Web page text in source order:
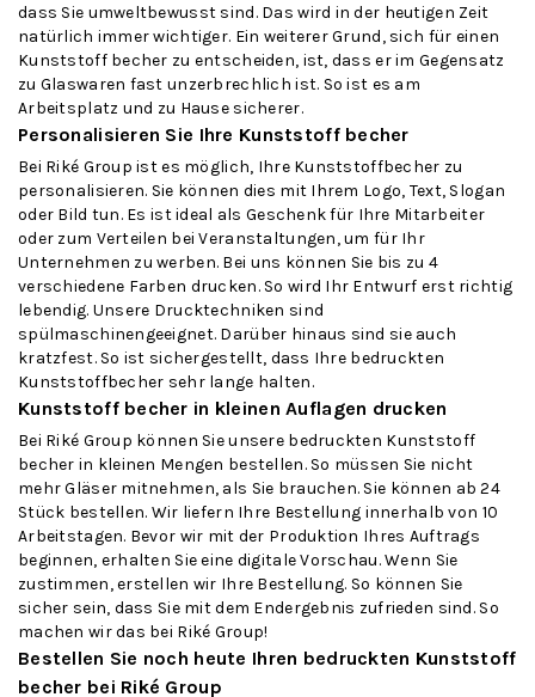
dass Sie umweltbewusst sind. Das wird in der heutigen Zeit
natürlich immer wichtiger. Ein weiterer Grund, sich für einen
Kunststoff becher zu entscheiden, ist, dass er im Gegensatz
zu Glaswaren fast unzerbrechlich ist. So ist es am
Arbeitsplatz und zu Hause sicherer.
Personalisieren Sie Ihre Kunststoff becher
Bei Riké Group ist es möglich, Ihre Kunststoffbecher zu
personalisieren. Sie können dies mit Ihrem Logo, Text, Slogan
oder Bild tun. Es ist ideal als Geschenk für Ihre Mitarbeiter
oder zum Verteilen bei Veranstaltungen, um für Ihr
Unternehmen zu werben. Bei uns können Sie bis zu 4
verschiedene Farben drucken. So wird Ihr Entwurf erst richtig
lebendig. Unsere Drucktechniken sind
spülmaschinengeeignet. Darüber hinaus sind sie auch
kratzfest. So ist sichergestellt, dass Ihre bedruckten
Kunststoffbecher sehr lange halten.
Kunststoff becher in kleinen Auflagen drucken
Bei Riké Group können Sie unsere bedruckten Kunststoff
becher in kleinen Mengen bestellen. So müssen Sie nicht
mehr Gläser mitnehmen, als Sie brauchen. Sie können ab 24
Stück bestellen. Wir liefern Ihre Bestellung innerhalb von 10
Arbeitstagen. Bevor wir mit der Produktion Ihres Auftrags
beginnen, erhalten Sie eine digitale Vorschau. Wenn Sie
zustimmen, erstellen wir Ihre Bestellung. So können Sie
sicher sein, dass Sie mit dem Endergebnis zufrieden sind. So
machen wir das bei Riké Group!
Bestellen Sie noch heute Ihren bedruckten Kunststoff
becher bei Riké Group